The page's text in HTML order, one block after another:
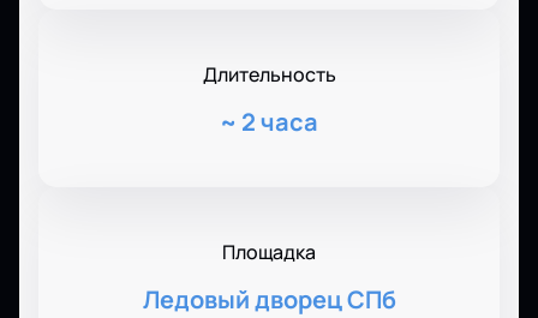
Длительность
~ 2 часа
Площадка
Ледовый дворец СПб